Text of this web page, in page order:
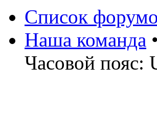
Список
Наша команда •
Часовой пояс: